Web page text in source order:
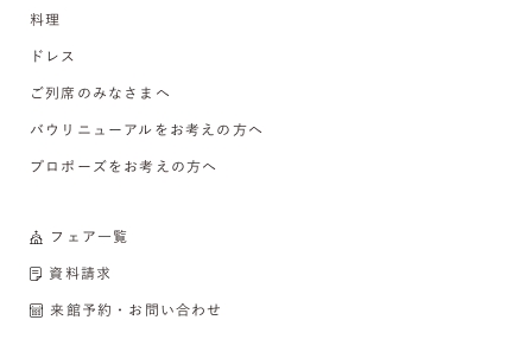
料理
ドレス
ご列席のみなさまへ
バウリニューアルをお考えの方へ
プロポーズをお考えの方へ
フェア一覧
資料請求
来館予約・お問い合わせ